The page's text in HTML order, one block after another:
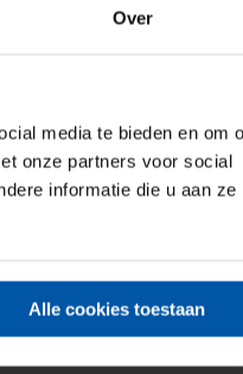
Over
media te bieden en om
onze partners voor social
informatie die u aan ze
Alle cookies toestaan